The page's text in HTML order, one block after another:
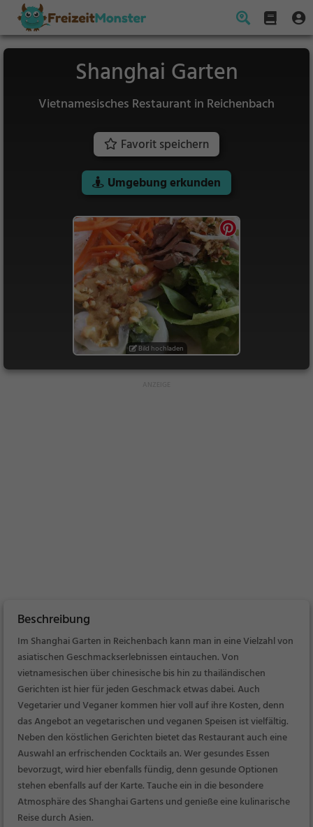
Shanghai Garten
Vietnamesisches Restaurant in Reichenbach
Favorit speichern
Umgebung erkunden
Bild hochladen
Beschreibung
Im Shanghai Garten in Reichenbach kann man in eine Vielzahl von
asiatischen Geschmackserlebnissen eintauchen. Von
vietnamesischen über chinesische bis hin zu thailändischen
Gerichten ist hier für jeden Geschmack etwas dabei. Auch
Vegetarier und Veganer kommen hier voll auf ihre Kosten, denn
das Angebot an vegetarischen und veganen Speisen ist vielfältig.
Neben den köstlichen Gerichten bietet das Restaurant auch eine
Auswahl an erfrischenden Cocktails an. Wer gesundes Essen
bevorzugt, wird hier ebenfalls fündig, denn gesunde Optionen
stehen ebenfalls auf der Karte. Tauche ein in die besondere
Atmosphäre des Shanghai Gartens und genieße eine kulinarische
Reise durch Asien.